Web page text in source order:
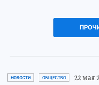
НОВОСТИ ОБЩЕСТВО 22 мая